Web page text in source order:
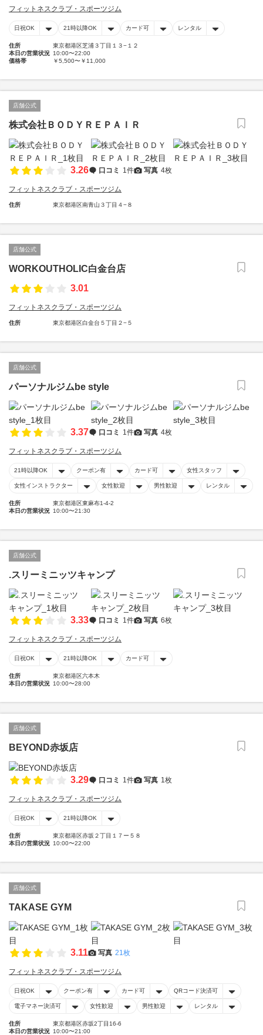
フィットネスクラブ・スポーツジム
日祝OK 21時以降OK カード可 レンタル
住所
東京都港区芝浦３丁目１３−１２
本日の営業状況 10:00〜22:00
価格帯
￥5,500〜￥11,000
店舗公式
株式会社ＢＯＤＹＲＥＰＡＩＲ
3.26 口コミ 1件 写真 4枚
フィットネスクラブ・スポーツジム
住所 東京都港区南青山３丁目４−８
店舗公式
WORKOUTHOLIC白金台店
3.01
フィットネスクラブ・スポーツジム
住所 東京都港区白金台５丁目２−５
店舗公式
パーソナルジムbe style
3.37 口コミ 1件 写真 4枚
フィットネスクラブ・スポーツジム
21時以降OK クーポン有 カード可 女性スタッフ
女性インストラクター 女性歓迎 男性歓迎 レンタル
住所
東京都港区東麻布1-4-2
本日の営業状況 10:00〜21:30
店舗公式
.スリーミニッツキャンプ
3.33 口コミ 1件 写真 6枚
フィットネスクラブ・スポーツジム
日祝OK 21時以降OK カード可
住所
東京都港区六本木
本日の営業状況 10:00〜28:00
店舗公式
BEYOND赤坂店
3.29 口コミ 1件 写真 1枚
フィットネスクラブ・スポーツジム
日祝OK 21時以降OK
住所
東京都港区赤坂２丁目１７ー５８
本日の営業状況 10:00〜22:00
店舗公式
TAKASE GYM
3.11 写真 21枚
フィットネスクラブ・スポーツジム
日祝OK クーポン有 カード可 QRコード決済可
電子マネー決済可 女性歓迎 男性歓迎 レンタル
住所
東京都港区赤坂2丁目16-6
本日の営業状況 10:00〜21:00